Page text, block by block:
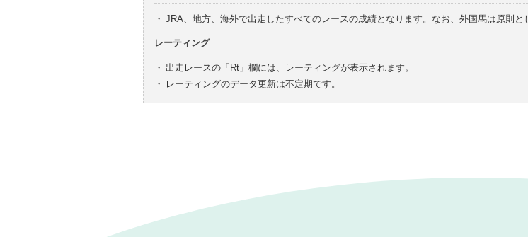
・ JRA、地方、海外で出走したすべてのレースの成績となります。なお、外国馬は原則と
レーティング
・ 出走レースの「Rt」欄には、レーティングが表示されます。
・
レーティングのデータ更新は不定期です。